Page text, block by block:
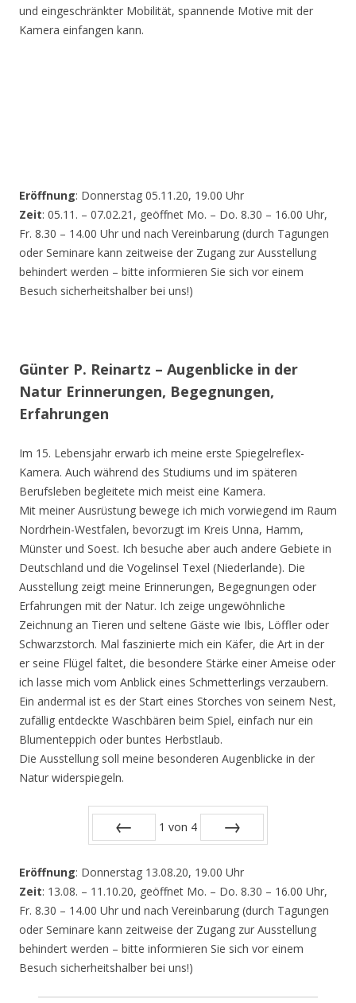
und eingeschränkter Mobilität, spannende Motive mit der
Kamera einfangen kann.
Eröffnung: Donnerstag 05.11.20, 19.00 Uhr
Zeit: 05.11. – 07.02.21, geöffnet Mo. – Do. 8.30 – 16.00 Uhr,
Fr. 8.30 – 14.00 Uhr und nach Vereinbarung (durch Tagungen
oder Seminare kann zeitweise der Zugang zur Ausstellung
behindert werden – bitte informieren Sie sich vor einem
Besuch sicherheitshalber bei uns!)
Günter P. Reinartz – Augenblicke in der
Natur Erinnerungen, Begegnungen,
Erfahrungen
Im 15. Lebensjahr erwarb ich meine erste Spiegelreflex-
Kamera. Auch während des Studiums und im späteren
Berufsleben begleitete mich meist eine Kamera.
Mit meiner Ausrüstung bewege ich mich vorwiegend im Raum
Nordrhein-Westfalen, bevorzugt im Kreis Unna, Hamm,
Münster und Soest. Ich besuche aber auch andere Gebiete in
Deutschland und die Vogelinsel Texel (Niederlande). Die
Ausstellung zeigt meine Erinnerungen, Begegnungen oder
Erfahrungen mit der Natur. Ich zeige ungewöhnliche
Zeichnung an Tieren und seltene Gäste wie Ibis, Löffler oder
Schwarzstorch. Mal faszinierte mich ein Käfer, die Art in der
er seine Flügel faltet, die besondere Stärke einer Ameise oder
ich lasse mich vom Anblick eines Schmetterlings verzaubern.
Ein andermal ist es der Start eines Storches von seinem Nest,
zufällig entdeckte Waschbären beim Spiel, einfach nur ein
Blumenteppich oder buntes Herbstlaub.
Die Ausstellung soll meine besonderen Augenblicke in der
Natur widerspiegeln.
1 von 4
Eröffnung: Donnerstag 13.08.20, 19.00 Uhr
Zeit: 13.08. – 11.10.20, geöffnet Mo. – Do. 8.30 – 16.00 Uhr,
Fr. 8.30 – 14.00 Uhr und nach Vereinbarung (durch Tagungen
oder Seminare kann zeitweise der Zugang zur Ausstellung
behindert werden – bitte informieren Sie sich vor einem
Besuch sicherheitshalber bei uns!)